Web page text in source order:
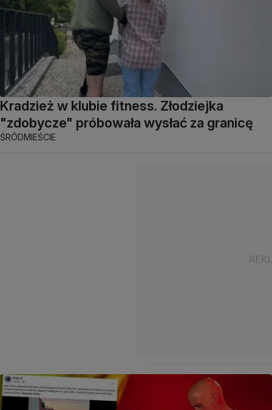
Kradzież w klubie fitness. Złodziejka
"zdobycze" próbowała wysłać za granicę
ŚRÓDMIEŚCIE